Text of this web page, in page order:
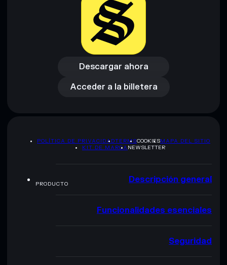
Descargar ahora
Descargar ahora
Acceder a la billetera
Acceder a la billetera
POLÍTICA DE PRIVACIDADTERMSCOOKIESMAPA DEL SITIO
KIT DE MARCA NEWSLETTER
PRODUCTO Descripción general
Funcionalidades esenciales
Seguridad